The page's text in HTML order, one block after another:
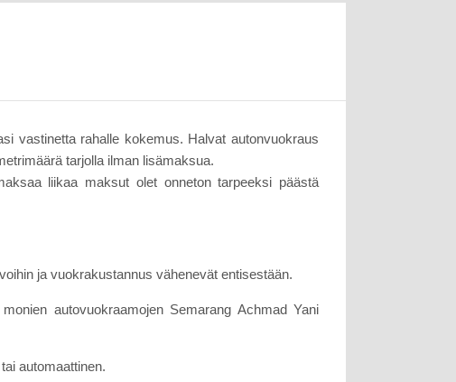
vastinetta rahalle kokemus. Halvat autonvuokraus
tarjolla ilman lisämaksua.
liikaa maksut olet onneton tarpeeksi päästä
ja vuokrakustannus vähenevät entisestään.
autovuokraamojen Semarang Achmad Yani
automaattinen.